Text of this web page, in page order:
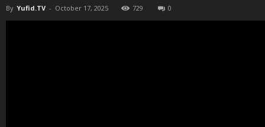
By Yufid.TV - October 17, 2025 729 0